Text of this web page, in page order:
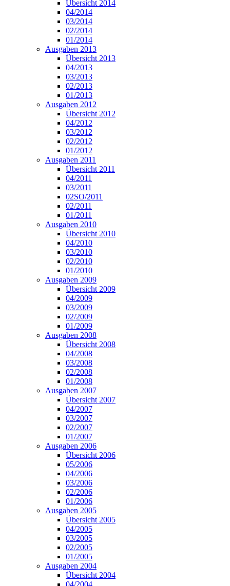
Übersicht 2014
04/2014
03/2014
02/2014
01/2014
Ausgaben 2013
Übersicht 2013
04/2013
03/2013
02/2013
01/2013
Ausgaben 2012
Übersicht 2012
04/2012
03/2012
02/2012
01/2012
Ausgaben 2011
Übersicht 2011
04/2011
03/2011
02SO/2011
02/2011
01/2011
Ausgaben 2010
Übersicht 2010
04/2010
03/2010
02/2010
01/2010
Ausgaben 2009
Übersicht 2009
04/2009
03/2009
02/2009
01/2009
Ausgaben 2008
Übersicht 2008
04/2008
03/2008
02/2008
01/2008
Ausgaben 2007
Übersicht 2007
04/2007
03/2007
02/2007
01/2007
Ausgaben 2006
Übersicht 2006
05/2006
04/2006
03/2006
02/2006
01/2006
Ausgaben 2005
Übersicht 2005
04/2005
03/2005
02/2005
01/2005
Ausgaben 2004
Übersicht 2004
04/2004